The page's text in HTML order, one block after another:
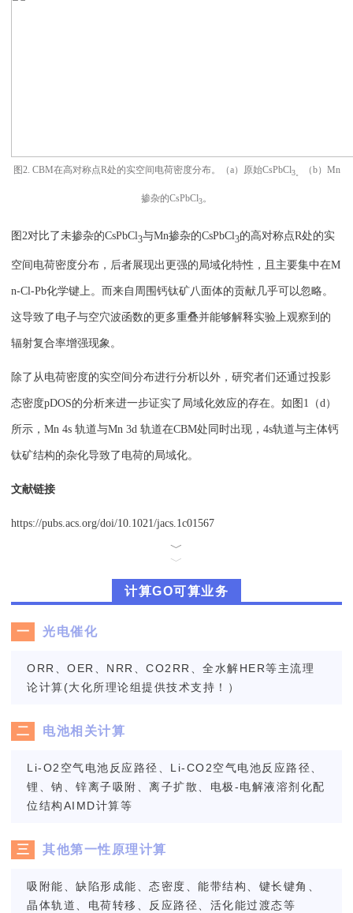
图2. CBM在高对称点R处的实空间电荷密度分布。（a）原始CsPbCl3。 （b）Mn
掺杂的CsPbCl3。
图2对比了未掺杂的CsPbCl3与Mn掺杂的CsPbCl3的高对称点R处的实
空间电荷密度分布，后者展现出更强的局域化特性，且主要集中在M
n-Cl-Pb化学键上。而来自周围钙钛矿八面体的贡献几乎可以忽略。
这导致了电子与空穴波函数的更多重叠并能够解释实验上观察到的
辐射复合率增强现象。
除了从电荷密度的实空间分布进行分析以外，研究者们还通过投影
态密度pDOS的分析来进一步证实了局域化效应的存在。如图1（d）
所示，Mn 4s 轨道与Mn 3d 轨道在CBM处同时出现，4s轨道与主体钙
钛矿结构的杂化导致了电荷的局域化。
文献链接
https://pubs.acs.org/doi/10.1021/jacs.1c01567
﹀
﹀
计算GO可算业务
一 光电催化
ORR、OER、NRR、CO2RR、全水解HER等主流理
论计算(大化所理论组提供技术支持！）
二 电池相关计算
Li-O2空气电池反应路径、Li-CO2空气电池反应路径、
锂、钠、锌离子吸附、离子扩散、电极-电解液溶剂化配
位结构AIMD计算等
三 其他第一性原理计算
吸附能、缺陷形成能、态密度、能带结构、键长键角、
晶体轨道、电荷转移、反应路径、活化能过渡态等